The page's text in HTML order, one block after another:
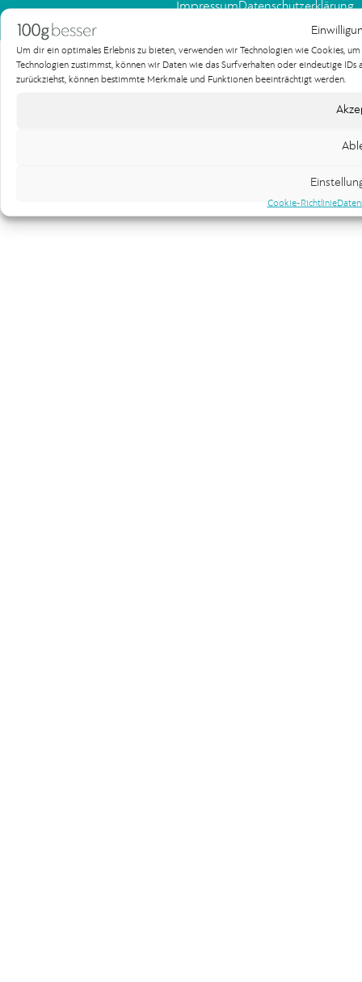
Um dir ein optimales Erlebnis zu bieten, verwenden wir Technologien wie Cookies,
Technologien zustimmst, können wir Daten wie das Surfverhalten oder eindeutige
zurückziehst, können bestimmte Merkmale und Funktionen beeinträchtigt werden.
Cookie-Richtlinie
Datenschutzerklärung
Impressum